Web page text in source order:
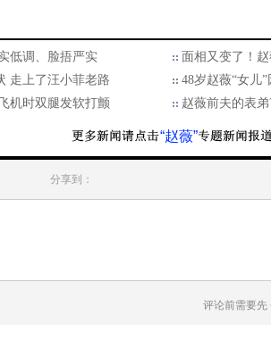
低调、脸捂严实
面相又变了！
走上了汪小菲老路
48岁赵薇“女儿
机时双腿发软打颤
赵薇前夫的表
“赵薇”
分享到：
评论前需要先